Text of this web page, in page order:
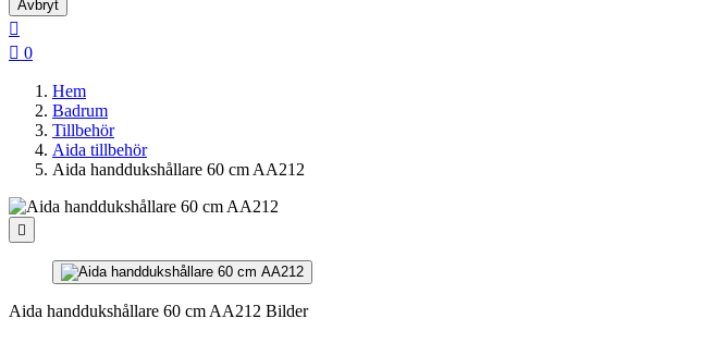
Avbryt

 0
Hem
Badrum
Tillbehör
Aida tillbehör
Aida handdukshållare 60 cm AA212

Aida handdukshållare 60 cm AA212 Bilder